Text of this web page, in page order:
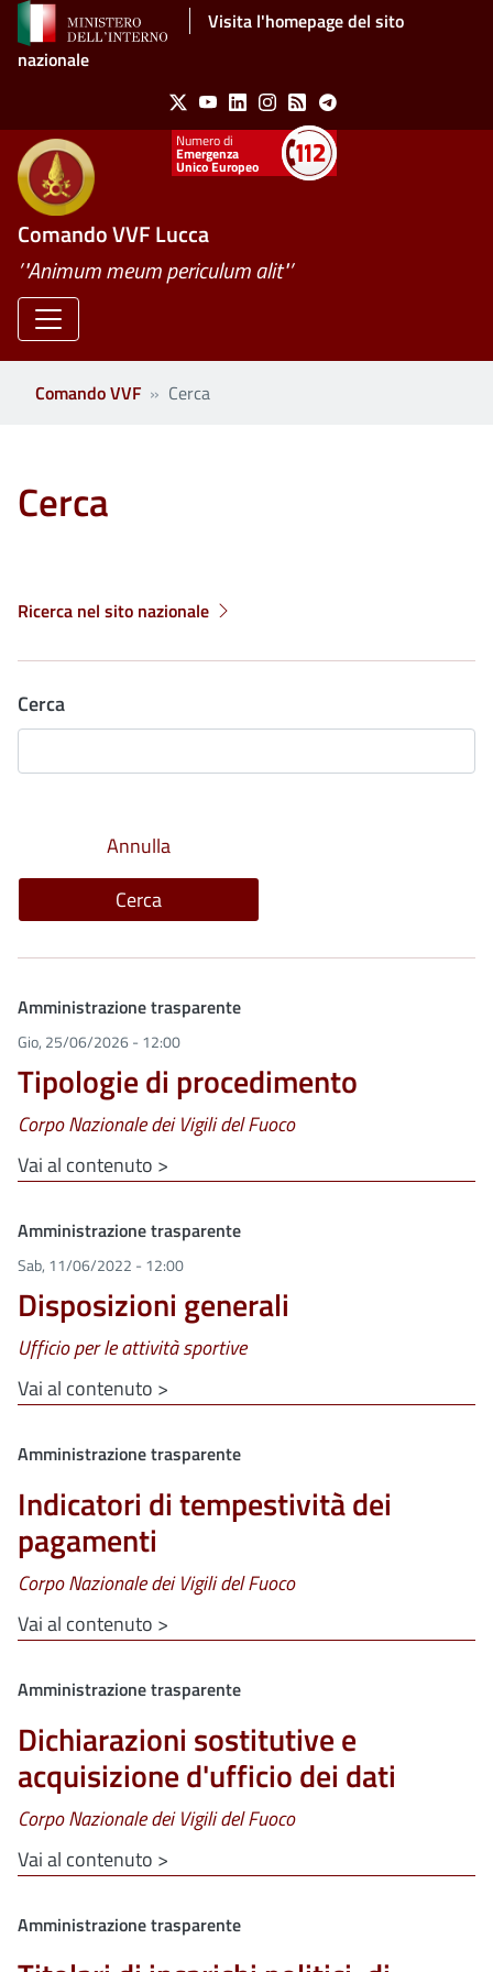
Salta al contenuto principaleVisita l'homepage del sito
nazionale
Social Menu
X YoutubeLinkedinInstagram
Feed Telegram
Emergenza
Unico Europeo
Comando VVF Lucca
’"Animum meum periculum alit"’
Comando VVF Cerca
Cerca
Ricerca nel sito nazionale
Cerca
Clone di
Amministrazione trasparente
Gio, 25/06/2026 - 12:00
Tipologie di procedimento
Corpo Nazionale dei Vigili del Fuoco
Vai al contenuto >
Clone di
Amministrazione trasparente
Sab, 11/06/2022 - 12:00
Disposizioni generali
Ufficio per le attività sportive
Vai al contenuto >
Clone di
Amministrazione trasparente
Indicatori di tempestività dei
pagamenti
Corpo Nazionale dei Vigili del Fuoco
Vai al contenuto >
Clone di
Amministrazione trasparente
Dichiarazioni sostitutive e
acquisizione d'ufficio dei dati
Corpo Nazionale dei Vigili del Fuoco
Vai al contenuto >
Clone di
Amministrazione trasparente